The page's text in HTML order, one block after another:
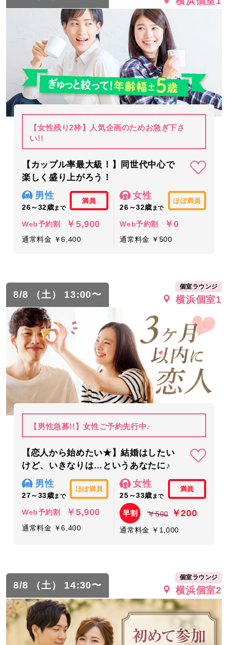
【女性残り2枠】人気企画のためお急ぎ下さ
い!!
【カップル率最大級！】同世代中心で
楽しく盛り上がろう！
男性
26～32歳まで
満員
Web予約割 ￥5,900
通常料金 ￥6,400
女性
26～32歳 まで
ほぼ満員
Web予約割 ￥0
通常料金 ￥500
8/8 （土） 13:00〜
個室ラウンジ
横浜個室1
【男性急募!!】女性ご予約先行中♪
【恋人から始めたい★】結婚はしたい
けど、いきなりは…というあなたに♪
男性
27～33歳まで
ほぼ満員
Web予約割 ￥5,900
通常料金 ￥6,400
女性
25～33歳 まで
満員
早割 ￥500 ￥200
通常料金 ￥1,000
8/8 （土） 14:30〜
個室ラウンジ
横浜個室2